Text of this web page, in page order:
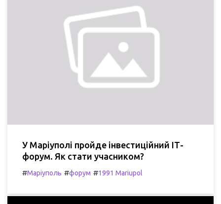
У Маріуполі пройде інвестиційний ІТ-
форум. Як стати учасником?
#Маріуполь #форум #1991 Mariupol